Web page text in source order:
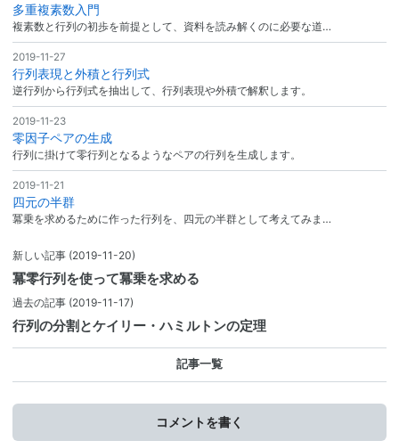
多重複素数入門
複素数と行列の初歩を前提として、資料を読み解くのに必要な道…
2019-11-27
行列表現と外積と行列式
逆行列から行列式を抽出して、行列表現や外積で解釈します。
2019-11-23
零因子ペアの生成
行列に掛けて零行列となるようなペアの行列を生成します。
2019-11-21
四元の半群
冪乗を求めるために作った行列を、四元の半群として考えてみま…
新しい記事 (2019-11-20)
冪零行列を使って冪乗を求める
過去の記事 (2019-11-17)
行列の分割とケイリー・ハミルトンの定理
記事一覧
コメントを書く